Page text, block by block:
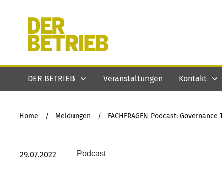
DER BETRIEB Veranstaltungen Kontakt
Home / Meldungen / FACHFRAGEN Podcast:
29.07.2022 Podcast